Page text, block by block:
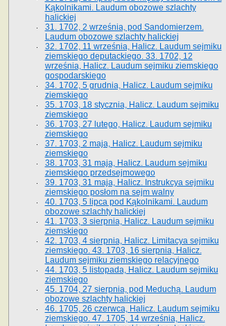
Kąkolnikami. Laudum obozowe szlachty
halickiej
31. 1702, 2 września, pod Sandomierzem.
Laudum obozowe szlachty halickiej
32. 1702, 11 września, Halicz. Laudum sejmiku
ziemskiego deputackiego. 33. 1702, 12
września, Halicz. Laudum sejmiku ziemskiego
gospodarskiego
34. 1702, 5 grudnia, Halicz. Laudum sejmiku
ziemskiego
35. 1703, 18 stycznia, Halicz. Laudum sejmiku
ziemskiego
36. 1703, 27 lutego, Halicz. Laudum sejmiku
ziemskiego
37. 1703, 2 maja, Halicz. Laudum sejmiku
ziemskiego
38. 1703, 31 maja, Halicz. Laudum sejmiku
ziemskiego przedsejmowego
39. 1703, 31 maja, Halicz. Instrukcya sejmiku
ziemskiego posłom na sejm walny
40. 1703, 5 lipca pod Kąkolnikami. Laudum
obozowe szlachty halickiej
41­. 1703, 3 sierpnia, Halicz. Laudum sejmiku
ziemskiego
42. 1703, 4 sierpnia, Halicz. Limitacya sejmiku
ziemskiego. 43. 1703, 16 sierpnia, Halicz.
Laudum sejmiku ziemskiego relacyjnego
44. 1703, 5 listopada, Halicz. Laudum sejmiku
ziemskiego
45. 1704, 27 sierpnia, pod Meduchą. Laudum
obozowe szlachty halickiej
46. 1705, 26 czerwca, Halicz. Laudum sejmiku
ziemskiego. 47. 1705, 14 września, Halicz.